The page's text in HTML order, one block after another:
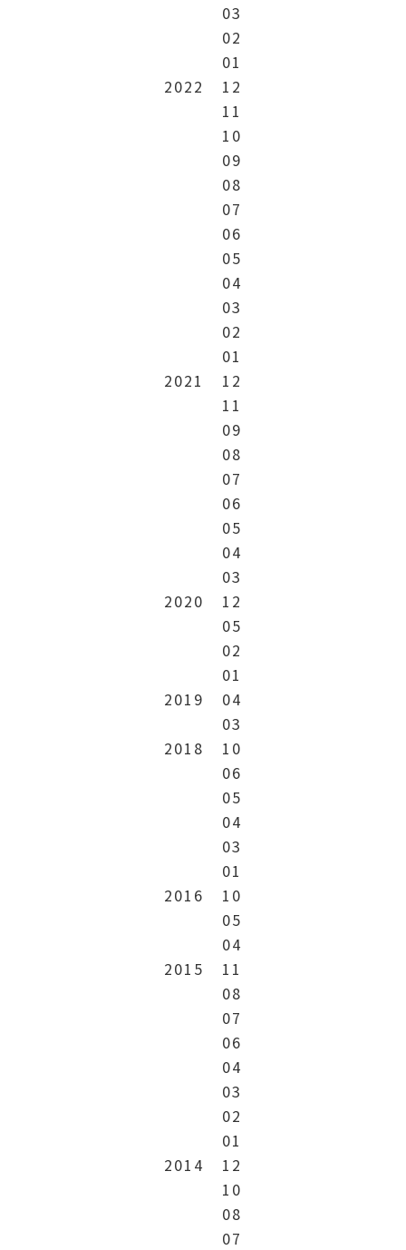
03
02
01
2022
12
11
10
09
08
07
06
05
04
03
02
01
2021
12
11
09
08
07
06
05
04
03
2020
12
05
02
01
2019
04
03
2018
10
06
05
04
03
01
2016
10
05
04
2015
11
08
07
06
04
03
02
01
2014
12
10
08
07